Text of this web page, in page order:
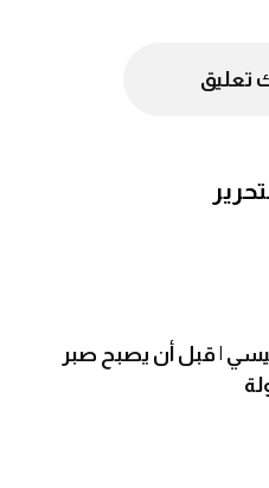
تعليق
| قبل أن يصبح صبر